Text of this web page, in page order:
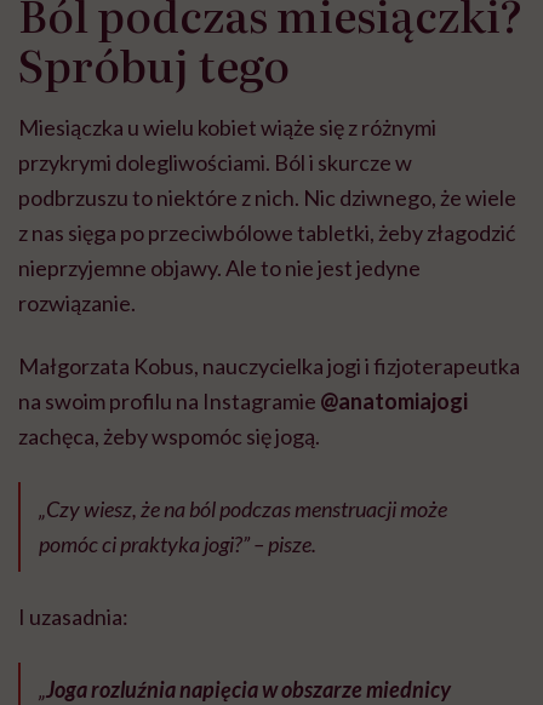
Ból podczas miesiączki?
Spróbuj tego
Miesiączka u wielu kobiet wiąże się z różnymi
przykrymi dolegliwościami. Ból i skurcze w
podbrzuszu to niektóre z nich. Nic dziwnego, że wiele
z nas sięga po przeciwbólowe tabletki, żeby złagodzić
nieprzyjemne objawy. Ale to nie jest jedyne
rozwiązanie.
Małgorzata Kobus, nauczycielka jogi i fizjoterapeutka
na swoim profilu na Instagramie @anatomiajogi
zachęca, żeby wspomóc się jogą.
„Czy wiesz, że na ból podczas menstruacji może
pomóc ci praktyka jogi?” – pisze.
I uzasadnia:
„Joga rozluźnia napięcia w obszarze miednicy